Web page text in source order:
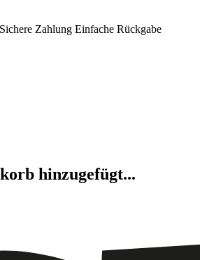
Sichere Zahlung Einfache Rückgabe
hinzugefügt...